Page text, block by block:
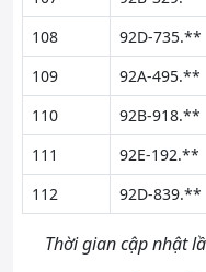
108
92D-735.**
109
92A-495.**
110
92B-918.**
111
92E-192.**
112
92D-839.**
Thời gian cập nhật